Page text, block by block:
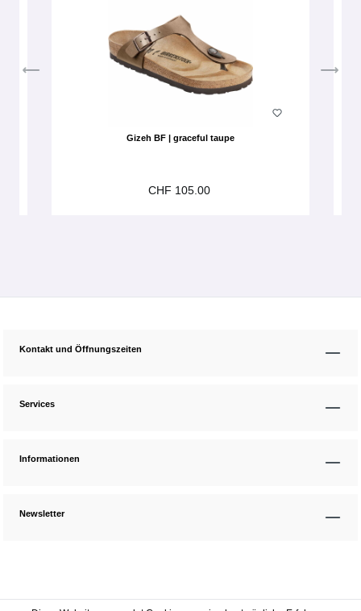
Gizeh BF | graceful taupe
CHF 105.00
Kontakt und Öffnungszeiten
Services
Informationen
Newsletter